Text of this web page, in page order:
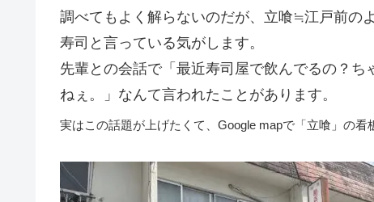
調べてもよく解らないのだが、立喰≒江戸前の
寿司と言っている気がします。
先輩との会話で「最近寿司屋で飲んでるの？
ねぇ。」なんて言われたことがあります。
実はこの話題が上げたくて、Google mapで「立喰」の